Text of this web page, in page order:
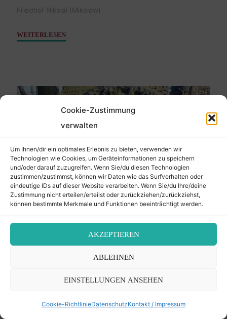
Cookie-Zustimmung
verwalten
Um Ihnen/dir ein optimales Erlebnis zu bieten, verwenden wir
Technologien wie Cookies, um Geräteinformationen zu speichern
und/oder darauf zuzugreifen. Wenn Sie/du diesen Technologien
zustimmen/zustimmst, können wir Daten wie das Surfverhalten oder
eindeutige IDs auf dieser Website verarbeiten. Wenn Sie/du Ihre/deine
Zustimmung nicht erteilen/erteilst oder zurückziehen/zurückziehst,
können bestimmte Merkmale und Funktionen beeinträchtigt werden.
AKZEPTIEREN
ABLEHNEN
EINSTELLUNGEN ANSEHEN
Cookie-RichtlinieDatenschutzKontakt / Impressum
Friedhof Nikolai (Mikolow)
WEITERLESEN"Samuel,
–
3.
Februar
1792"
Breindel, Tochter Abraham
– 21. Juni 1781
9. Januar 2026 – 20 Tevet 5786, 14:12
(Mikołów) Der Grabstein befindet sich am neuen
Foto wurde mir vom Nikolaier Geschichtsverband